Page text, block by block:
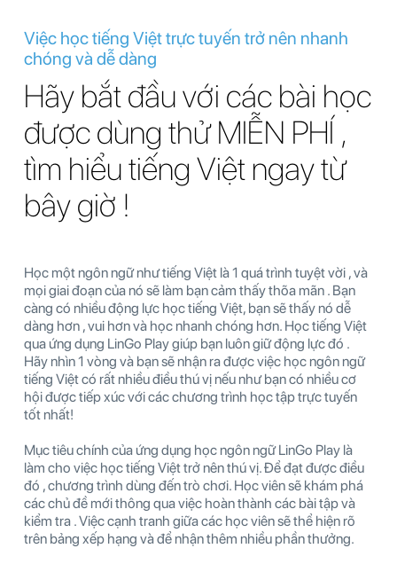
Việc học tiếng Việt trực tuyến trở nên nhanh
chóng và dễ dàng
Hãy bắt đầu với các bài học
được dùng thử MIỄN PHÍ ,
tìm hiểu tiếng Việt ngay từ
bây giờ !
Học một ngôn ngữ như tiếng Việt là 1 quá trình tuyệt vời , và
mọi giai đoạn của nó sẽ làm bạn cảm thấy thõa mãn . Bạn
càng có nhiều động lực học tiếng Việt, bạn sẽ thấy nó dễ
dàng hơn , vui hơn và học nhanh chóng hơn. Học tiếng Việt
qua ứng dụng LinGo Play giúp bạn luôn giữ động lực đó .
Hãy nhìn 1 vòng và bạn sẽ nhận ra được việc học ngôn ngữ
tiếng Việt có rất nhiều điều thú vị nếu như bạn có nhiều cơ
hội được tiếp xúc với các chương trình học tập trực tuyến
tốt nhất!
Mục tiêu chính của ứng dụng học ngôn ngữ LinGo Play là
làm cho việc học tiếng Việt trở nên thú vị. Để đạt được điều
đó , chương trình dùng đến trò chơi. Học viên sẽ khám phá
các chủ đề mới thông qua việc hoàn thành các bài tập và
kiểm tra . Việc cạnh tranh giữa các học viên sẽ thể hiện rõ
trên bảng xếp hạng và để nhận thêm nhiều phần thưởng.